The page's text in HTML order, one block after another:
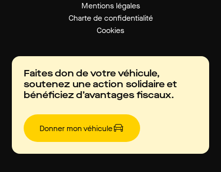
Mentions légales
Charte de confidentialité
Cookies
Faites don de votre véhicule,
soutenez une action solidaire et
bénéficiez d’avantages fiscaux.
Donner mon véhicule